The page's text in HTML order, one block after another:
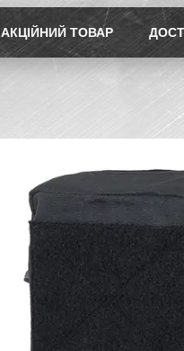
АКЦІЙНИЙ ТОВАР